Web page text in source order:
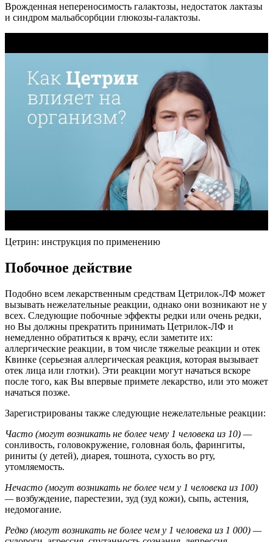
Врожденная непереносимость галактозы, недостаток лактазы
и синдром мальабсорбции глюкозы-галактозы.
Цетрин: инструкция по применению
Побочное действие
Подобно всем лекарственным средствам Цетрилок-ЛФ может
вызывать нежелательные реакции, однако они возникают не у
всех. Следующие побочные эффекты редки или очень редки,
но Вы должны прекратить принимать Цетрилок-ЛФ и
немедленно обратиться к врачу, если заметите их:
аллергические реакции, в том числе тяжелые реакции и отек
Квинке (серьезная аллергическая реакция, которая вызывает
отек лица или глотки). Эти реакции могут начаться вскоре
после того, как Вы впервые примете лекарство, или это может
начаться позже.
Зарегистрированы также следующие нежелательные реакции:
Часто (могут возникать не более чему 1 человека из 10) —
сонливость, головокружение, головная боль, фарингиты,
риниты (у детей), диарея, тошнота, сухость во рту,
утомляемость.
Нечасто (могут возникать не более чем у 1 человека из 100)
—возбуждение, парестезии, зуд (зуд кожи), сыпь, астения,
недомогание.
Редко (могут возникать не более чем у 1 человека из 1 000) —